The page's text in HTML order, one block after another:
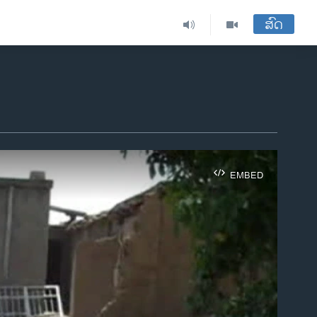
ສົດ
EMBED